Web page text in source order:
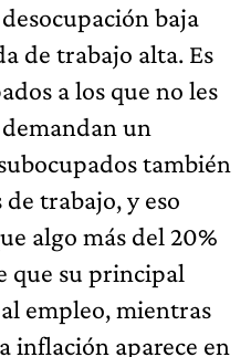
baja
de trabajo alta. Es
a los que no les
un
también
trabajo, y eso
algo más del 20%
que su principal
empleo, mientras
inflación aparece en